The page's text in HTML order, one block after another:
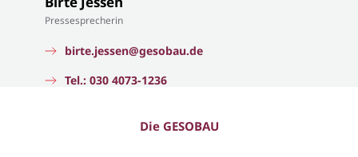
Pressesprecherin
birte.jessen@gesobau.de
Tel.: 030 4073-1236
Die GESOBAU